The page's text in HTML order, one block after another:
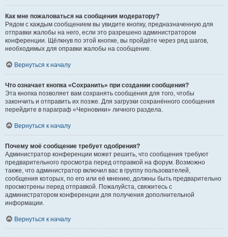
Как мне пожаловаться на сообщения модератору?
Рядом с каждым сообщением вы увидите кнопку, предназначенную для
отправки жалобы на него, если это разрешено администратором
конференции. Щёлкнув по этой кнопке, вы пройдёте через ряд шагов,
необходимых для оправки жалобы на сообщение.
Вернуться к началу
Что означает кнопка «Сохранить» при создании сообщения?
Эта кнопка позволяет вам сохранять сообщения для того, чтобы
закончить и отправить их позже. Для загрузки сохранённого сообщения
перейдите в параграф «Черновики» личного раздела.
Вернуться к началу
Почему моё сообщение требует одобрения?
Администратор конференции может решить, что сообщения требуют
предварительного просмотра перед отправкой на форум. Возможно
также, что администратор включил вас в группу пользователей,
сообщения которых, по его или её мнению, должны быть предварительно
просмотрены перед отправкой. Пожалуйста, свяжитесь с
администратором конференции для получения дополнительной
информации.
Вернуться к началу